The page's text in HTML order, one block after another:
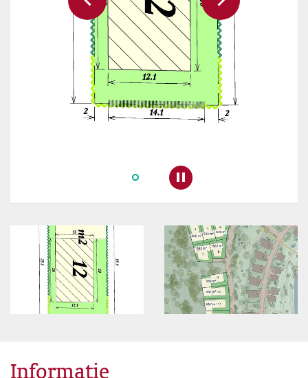
Pauzeer slideshow
Vorige slide Volgende slide
Informatie